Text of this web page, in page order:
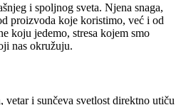
i spoljnog sveta. Njena snaga,
proizvoda koje koristimo, već i od
koju jedemo, stresa kojem smo
nas okružuju.
vetar i sunčeva svetlost direktno utiču